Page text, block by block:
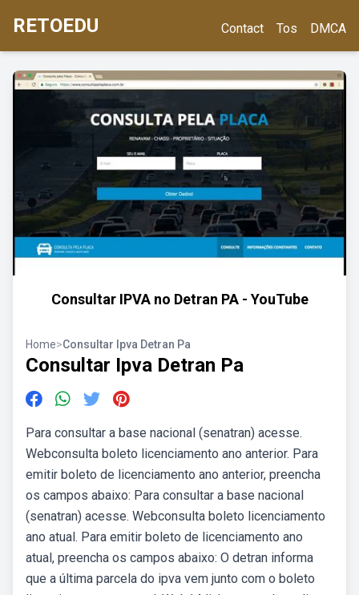
RETOEDU Contact Tos DMCA
Consultar IPVA no Detran PA - YouTube
Home>Consultar Ipva Detran Pa
Consultar Ipva Detran Pa
Para consultar a base nacional (senatran) acesse.
Webconsulta boleto licenciamento ano anterior. Para
emitir boleto de licenciamento ano anterior, preencha
os campos abaixo: Para consultar a base nacional
(senatran) acesse. Webconsulta boleto licenciamento
ano atual. Para emitir boleto de licenciamento ano
atual, preencha os campos abaixo: O detran informa
que a última parcela do ipva vem junto com o boleto